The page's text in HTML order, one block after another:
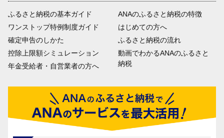
ふるさと納税の基本ガイド
ワンストップ特例制度ガイド
確定申告のしかた
控除上限額シミュレーション
年金受給者・自営業者の方へ
ANAのふるさと納税の特徴
はじめての方へ
ふるさと納税の流れ
動画でわかるANAのふるさと
納税